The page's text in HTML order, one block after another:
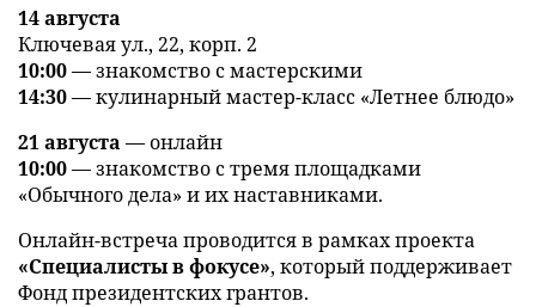
14 августа
Ключевая ул., 22, корп. 2
10:00— знакомство с мастерскими
14:30— кулинарный мастер-класс «Летнее блюдо»
21 августа — онлайн
10:00— знакомство с тремя площадками
«Обычного дела» и их наставниками.
Онлайн-встреча проводится в рамках проекта
«Специалисты в фокусе», который поддерживает
Фонд президентских грантов.